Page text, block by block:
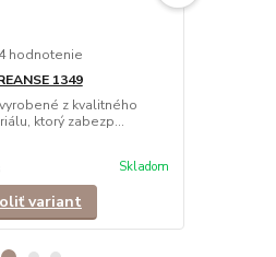
4 hodnotenie
1349
z kvalitného
ktorý zabezp...
Skladom
variant